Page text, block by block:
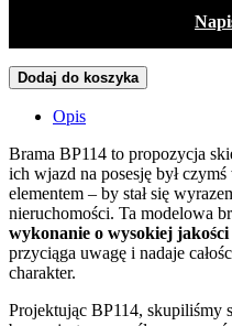
Dodaj do koszyka
Opis
Brama BP114 to propozycja
ich wjazd na posesję był
elementem – by stał się
nieruchomości. Ta modelowa
wykonanie o wysokiej jakości
przyciąga uwagę i nadaje
charakter.
Projektując BP114, skupiliśmy